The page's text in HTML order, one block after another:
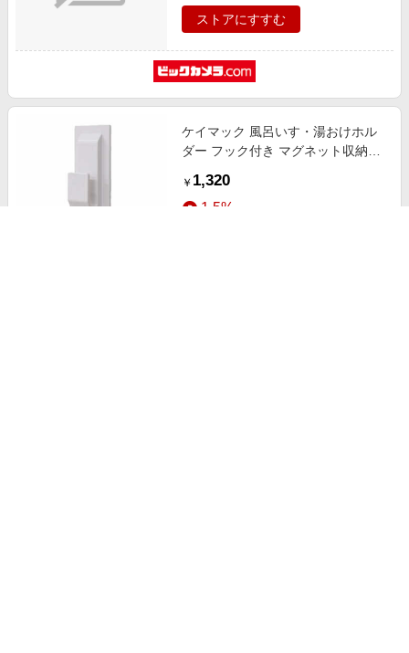
ストアにすすむ
ケイマック 風呂いす・湯おけホル
ダー フック付き マグネット収納
￥ 1,320
1.5%